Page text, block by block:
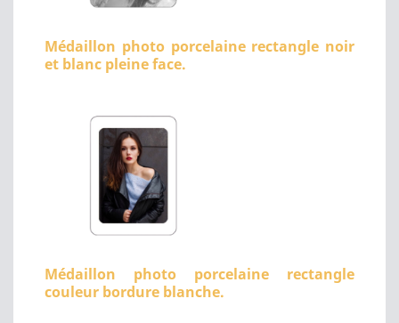
Médaillon photo porcelaine rectangle noir
et blanc pleine face.
Médaillon photo porcelaine rectangle
couleur bordure blanche.